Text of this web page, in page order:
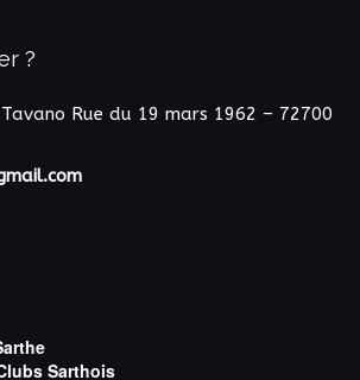
?
Rue du 19 mars 1962 – 72700
Sarthois